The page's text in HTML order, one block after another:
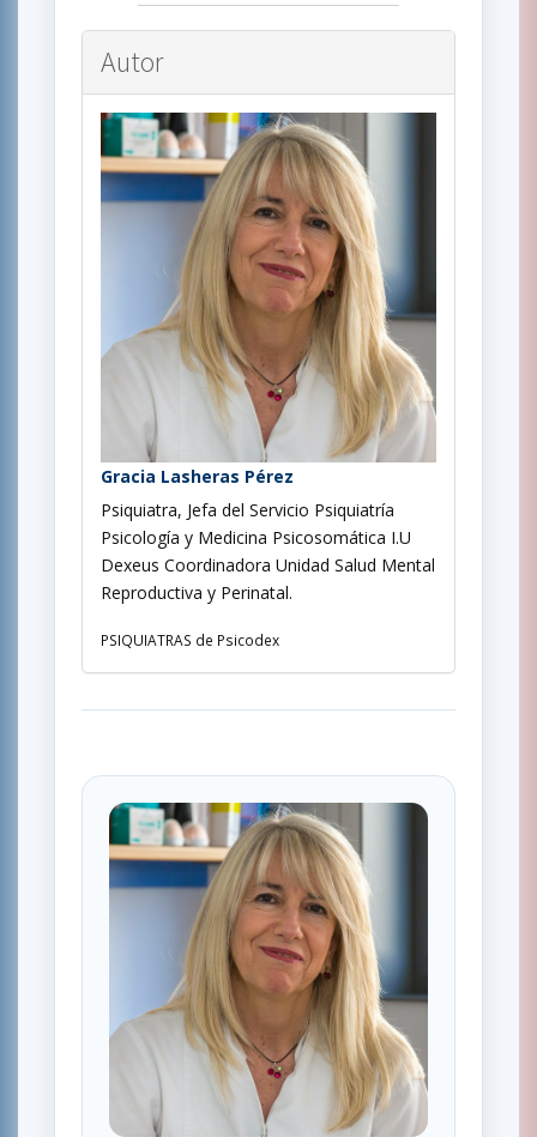
Autor
Gracia Lasheras Pérez
Psiquiatra, Jefa del Servicio Psiquiatría
Psicología y Medicina Psicosomática I.U
Dexeus Coordinadora Unidad Salud Mental
Reproductiva y Perinatal.
PSIQUIATRAS de Psicodex